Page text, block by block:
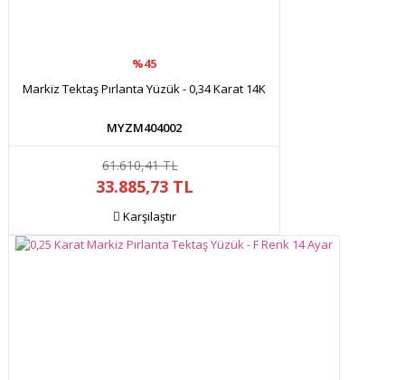
%45
Markiz Tektaş Pırlanta Yüzük - 0,34 Karat 14K
MYZM404002
61.610,41 TL
33.885,73 TL
Karşılaştır